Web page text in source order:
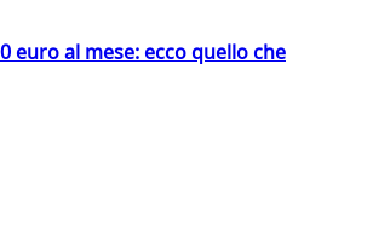
euro al mese: ecco quello che